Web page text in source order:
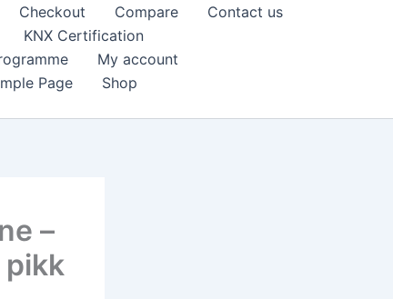
Checkout Compare
Contact us
KNX Certification
My account
Page
Shop
–
pikk